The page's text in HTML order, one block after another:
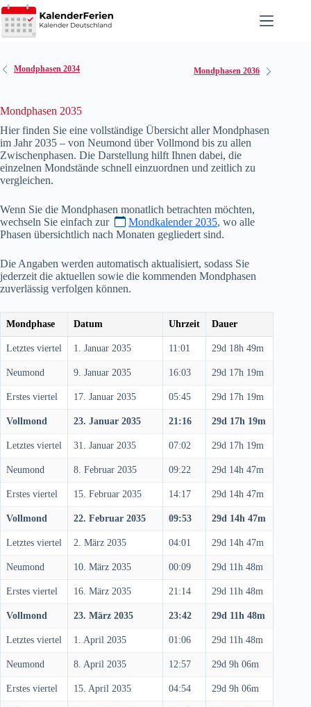
Zum
Inhalt
springen
Mondphasen 2034 Mondphasen 2036
Mondphasen 2035
Hier finden Sie eine vollständige Übersicht aller Mondphasen
im Jahr 2035 – von Neumond über Vollmond bis zu allen
Zwischenphasen. Die Darstellung hilft Ihnen dabei, die
einzelnen Mondstände schnell einzuordnen und zeitlich zu
vergleichen.
Wenn Sie die Mondphasen monatlich betrachten möchten,
wechseln Sie einfach zur
Mondkalender 2035, wo alle
Phasen übersichtlich nach Monaten gegliedert sind.
Die Angaben werden automatisch aktualisiert, sodass Sie
jederzeit die aktuellen sowie die kommenden Mondphasen
zuverlässig verfolgen können.
Mondphase Datum Uhrzeit Dauer
Letztes viertel 1. Januar 2035 11:01 29d 18h 49m
Neumond 9. Januar 2035 16:03 29d 17h 19m
Erstes viertel 17. Januar 2035 05:45 29d 17h 19m
Vollmond 23. Januar 2035 21:16 29d 17h 19m
Letztes viertel 31. Januar 2035 07:02 29d 17h 19m
Neumond 8. Februar 2035 09:22 29d 14h 47m
Erstes viertel 15. Februar 2035 14:17 29d 14h 47m
Vollmond 22. Februar 2035 09:53 29d 14h 47m
Letztes viertel 2. März 2035 04:01 29d 14h 47m
Neumond 10. März 2035 00:09 29d 11h 48m
Erstes viertel 16. März 2035 21:14 29d 11h 48m
Vollmond 23. März 2035 23:42 29d 11h 48m
Letztes viertel 1. April 2035 01:06 29d 11h 48m
Neumond 8. April 2035 12:57 29d 9h 06m
Erstes viertel 15. April 2035 04:54 29d 9h 06m